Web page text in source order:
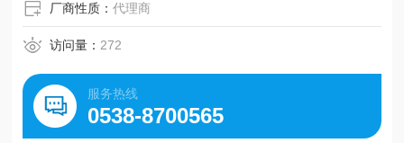
厂商性质：代理商
访问量： 272
服务热线
0538-8700565